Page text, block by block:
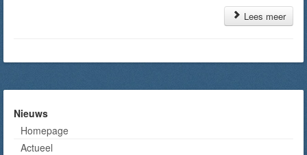
Lees meer
Nieuws
Homepage
Actueel